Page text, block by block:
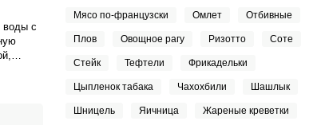
воды с
Мясо по-французски Омлет Отбивные
Плов Овощное рагу Ризотто Соте
Стейк Тефтели Фрикадельки
Цыпленок табака Чахохбили Шашлык
Шницель Яичница Жареные креветки